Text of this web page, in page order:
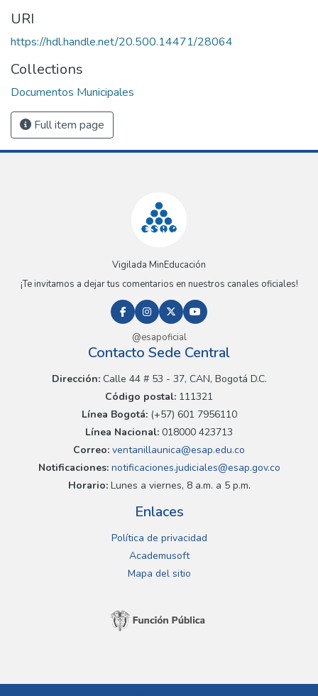
URI
https://hdl.handle.net/20.500.14471/28064
Collections
Documentos Municipales
Full item page
Vigilada MinEducación
¡Te invitamos a dejar tus comentarios en nuestros canales oficiales!
@esapoficial
Contacto Sede Central
Dirección:Calle 44 # 53 - 37, CAN, Bogotá D.C.
Código postal: 111321
Línea Bogotá:(+57) 601 7956110
Línea Nacional: 018000 423713
Correo: ventanillaunica@esap.edu.co
Notificaciones:notificaciones.judiciales@esap.gov.co
Horario:Lunes a viernes, 8 a.m. a 5 p.m.
Enlaces
Política de privacidad
Academusoft
Mapa del sitio